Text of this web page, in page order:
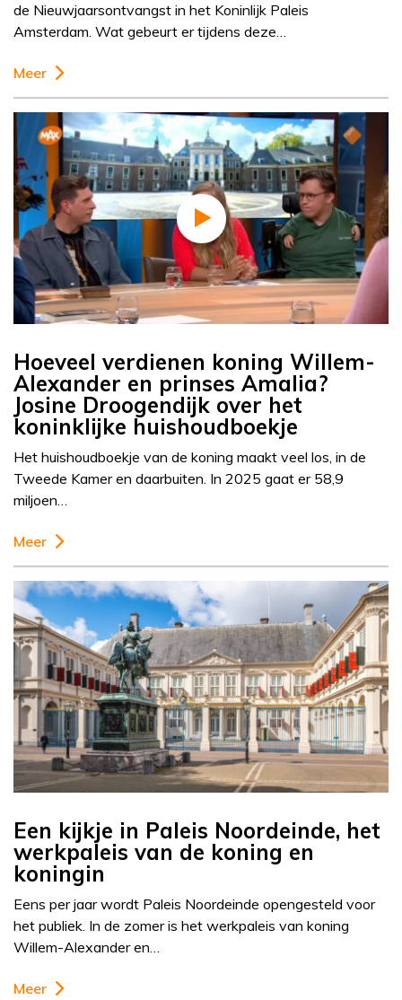
de Nieuwjaarsontvangst in het Koninlijk Paleis
Amsterdam. Wat gebeurt er tijdens deze…
Meer
Hoeveel verdienen koning Willem-
Alexander en prinses Amalia?
Josine Droogendijk over het
koninklijke huishoudboekje
Het huishoudboekje van de koning maakt veel los, in de
Tweede Kamer en daarbuiten. In 2025 gaat er 58,9
miljoen…
Meer
Een kijkje in Paleis Noordeinde, het
werkpaleis van de koning en
koningin
Eens per jaar wordt Paleis Noordeinde opengesteld voor
het publiek. In de zomer is het werkpaleis van koning
Willem-Alexander en…
Meer